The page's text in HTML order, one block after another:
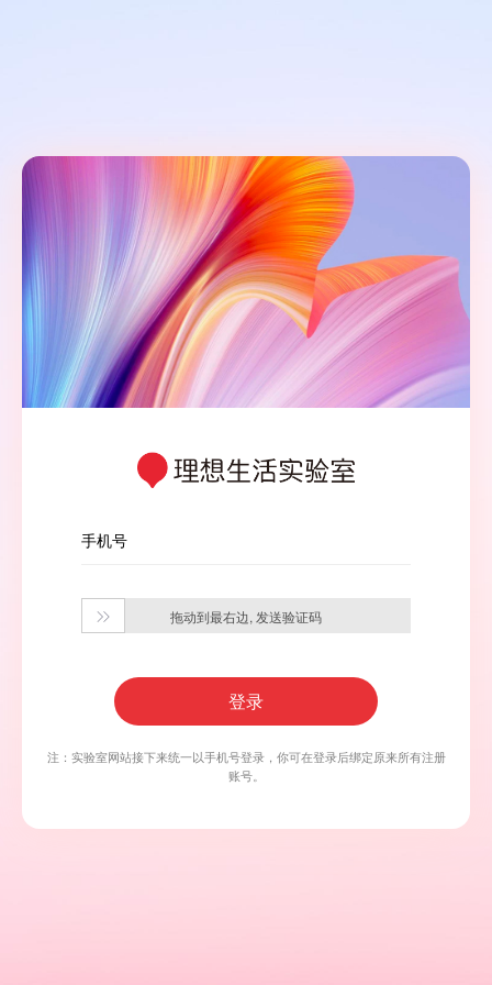
手机号
 拖动到最右边, 发送验证码
登录
注：实验室网站接下来统一以手机号登录，你可在登录后绑定原来所有注册
账号。